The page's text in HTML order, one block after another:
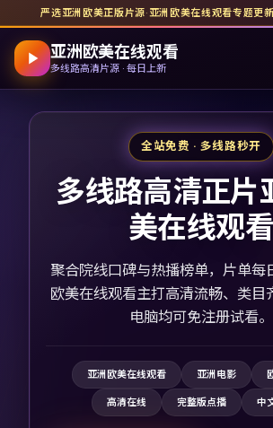
严选亚洲欧美正版片源· 亚洲欧美在线观看专题更新
亚洲欧美在线观看
多线路高清片源 · 每日上新
全站免费 · 多线路秒开
多线路高清正片
美在线观看
聚合院线口碑与热播榜单，片单每
欧美在线观看主打高清流畅、类目
电脑均可免注册试看。
亚洲欧美在线观看 亚洲电影
高清在线 完整版点播 中